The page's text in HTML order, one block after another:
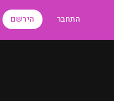
התחבר הירשם